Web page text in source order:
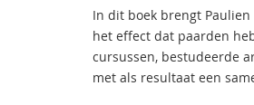
In dit boek brengt
het effect dat paarden
cursussen, bestudeerde
met als resultaat een